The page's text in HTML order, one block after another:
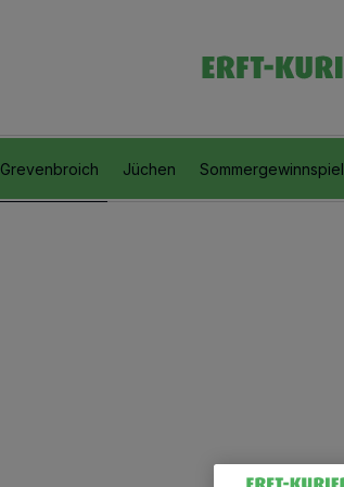
Grevenbroich Jüchen Sommergewinnspiel